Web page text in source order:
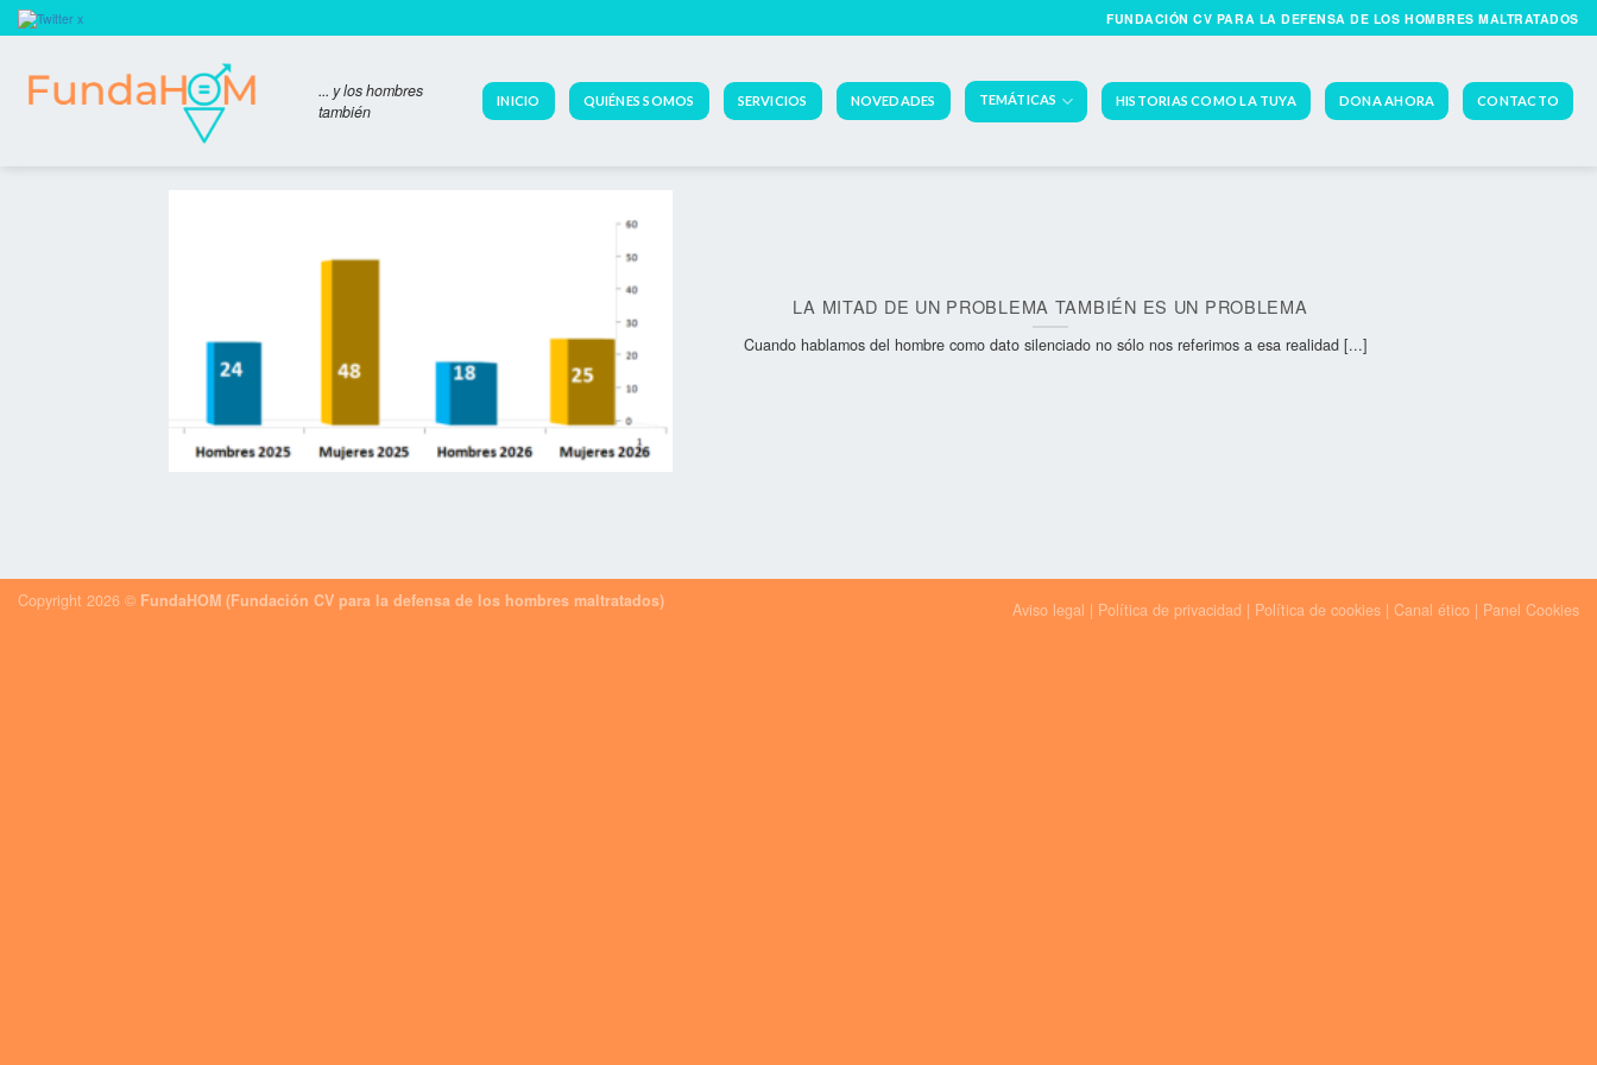
Skip
to
FUNDACIÓN CV PARA LA DEFENSA DE LOS HOMBRES MALTRATADOS
... y los hombres
también
INICIO QUIÉNES SOMOS SERVICIOS NOVEDADES TEMÁTICAS HISTORIAS COMO LA TUYA DONA AHORA CONTACTO
LA MITAD DE UN PROBLEMA TAMBIÉN ES UN PROBLEMA
Cuando hablamos del hombre como dato silenciado no sólo nos referimos a esa realidad [...]
Aviso legal | Política de privacidad | Política de cookies | Canal ético | Panel Cookies
Copyright 2026 © FundaHOM (Fundación CV para la defensa de los hombres maltratados)